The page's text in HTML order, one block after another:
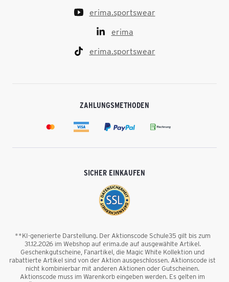
erima.sportswear
erima
erima.sportswear
ZAHLUNGSMETHODEN
SICHER EINKAUFEN
**KI-generierte Darstellung. Der Aktionscode Schule35 gilt bis zum
31.12.2026 im Webshop auf erima.de auf ausgewählte Artikel.
Geschenkgutscheine, Fanartikel, die Magic White Kollektion und
rabattierte Artikel sind von der Aktion ausgeschlossen. Aktionscode ist
nicht kombinierbar mit anderen Aktionen oder Gutscheinen.
Aktionscode muss im Warenkorb eingeben werden. Es gelten im